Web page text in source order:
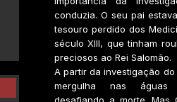
conduzia. O seu pai
tesouro perdido dos
século XIII, que tinham
preciosos ao Rei Salomão.
A partir da investigação do
mergulha nas águas